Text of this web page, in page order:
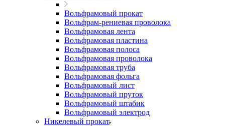
Вольфрамовый прокат
Вольфрам-рениевая проволока
Вольфрамовая лента
Вольфрамовая пластина
Вольфрамовая полоса
Вольфрамовая проволока
Вольфрамовая труба
Вольфрамовая фольга
Вольфрамовый лист
Вольфрамовый пруток
Вольфрамовый штабик
Вольфрамовый электрод
Никелевый прокат